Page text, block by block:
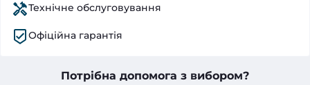
Технічне обслуговування
Офіційна гарантія
Потрібна допомога з вибором?